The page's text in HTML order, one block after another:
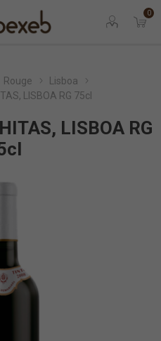
0
Rouge
Lisboa
LISBOA RG 75cl
LISBOA RG